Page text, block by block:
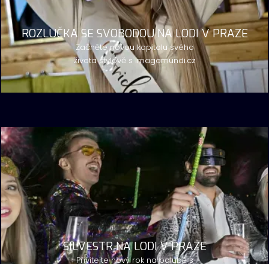
ROZLUČKA SE SVOBODOU NA LODI V PRAZE
Začněte novou kapitolu svého
života stylově s Imagomundi.cz
SILVESTR NA LODI V PRAZE
Přivítejte nový rok na palubě s